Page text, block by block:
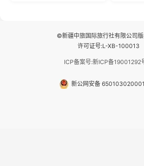
©新疆中旅国际旅行社有限公司
许可证号:L-XB-100013
ICP备案号:新ICP备19001292
新公网安备